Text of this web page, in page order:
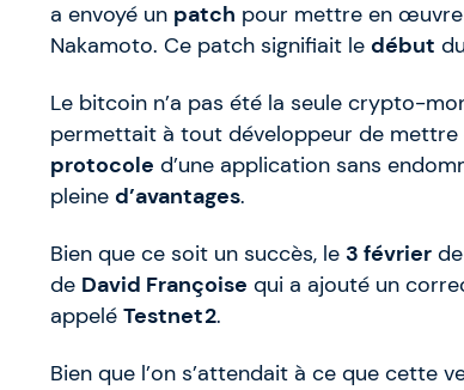
a envoyé un patch pour mettre en œuvre
Nakamoto. Ce patch signifiait le début
Le bitcoin n’a pas été la seule crypto-
permettait à tout développeur de
protocole d’une application sans
pleine d’avantages.
Bien que ce soit un succès, le 3 février
de David Françoise qui a ajouté un
appelé Testnet2.
Bien que l’on s’attendait à ce que cette